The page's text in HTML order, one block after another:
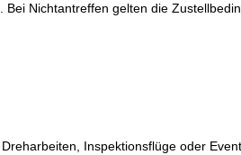
Nichtantreffen gelten die
Inspektionsflüge oder